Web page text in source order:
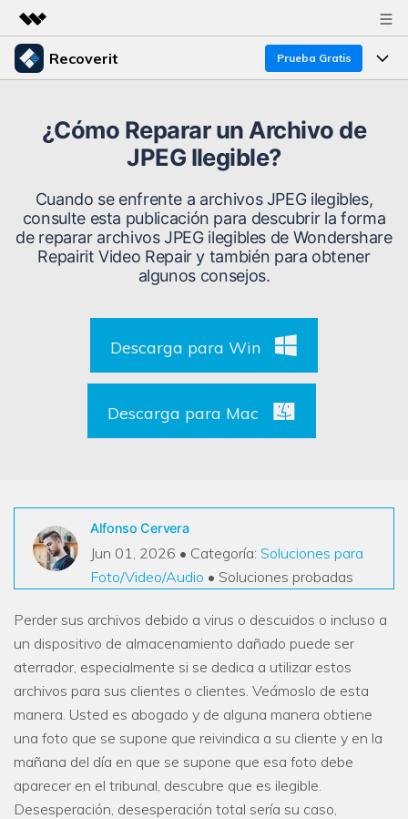
Productos destacados
Utilidades
Empresas
Sala de prensa
Recoverit Prueba Gratis
Recoverit para Windows
Líder en recuperación para Windows
Pruébalo Gratis
Recupera datos ilimitados del sistema Mac
Recupera datos perdidos/eliminados gratis
Pruébalo Gratis
Otros Productos
Repairit - Reparar Datos
UBackit - Respaldar Datos
Recuperar de Unidades
Recuperar Medios Borrados
Soluciones de Recuperación Exclusivas
Escenarios de Pérdida de Datos
Recursos
Experto en Recuperación de Datos
Historias de Clientes
¿Cómo Reparar un Archivo de
JPEG Ilegible?
Cuando se enfrente a archivos JPEG ilegibles,
consulte esta publicación para descubrir la forma
de reparar archivos JPEG ilegibles de Wondershare
Repairit Video Repair y también para obtener
algunos consejos.
Descarga para Win
Descarga para Mac
Alfonso Cervera
Jun 01, 2026 • Categoría: Soluciones para
Foto/Video/Audio • Soluciones probadas
Perder sus archivos debido a virus o descuidos o incluso a
un dispositivo de almacenamiento dañado puede ser
aterrador, especialmente si se dedica a utilizar estos
archivos para sus clientes o clientes. Veámoslo de esta
manera. Usted es abogado y de alguna manera obtiene
una foto que se supone que reivindica a su cliente y en la
mañana del día en que se supone que esa foto debe
aparecer en el tribunal, descubre que es ilegible.
Desesperación, desesperación total sería su caso,